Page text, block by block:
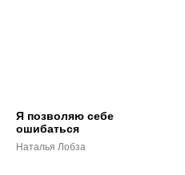
Я позволяю себе
ошибаться
Наталья Лобза